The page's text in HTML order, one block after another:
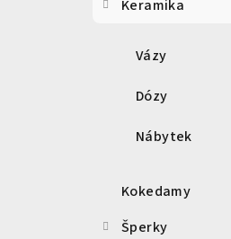
Keramika
Vázy
Dózy
Nábytek
Kokedamy
Šperky